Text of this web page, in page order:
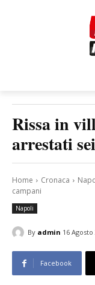
Rissa in
arrestati
Home Cronaca
campani
Napoli
By admin 16 Agosto
Facebook